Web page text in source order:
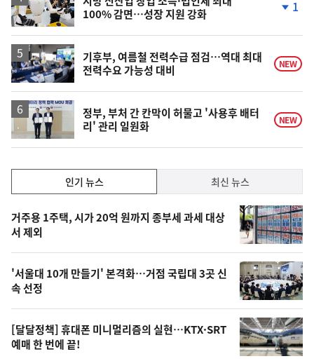
100% 감면…성장 지원 강화
계
락
1
기후부, 여름철 전력수급 점검…역대 최대
전력수요 가능성 대비
NEW
정부, 부처 간 칸막이 허물고 '사용후 배터
리' 관리 일원화
NEW
기,
최
신,
오
늘
의
영
상
인기 뉴스 최신 뉴스
기
뉴
스
거주용 1주택, 시가 20억 원까지 종부세 과세 대상
서 제외
'서울대 10개 만들기' 본격화…거점 국립대 3곳 신
속 선정
[달달정책] 휴대폰 미니멀리즘의 실현…KTX·SRT
예매 한 번에 끝!